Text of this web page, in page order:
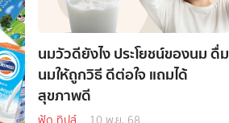
นมวัวดียังไง ประโยชน์ของนม ดื่ม
นมให้ถูกวิธี ดีต่อใจ แถมได้
สุขภาพดี